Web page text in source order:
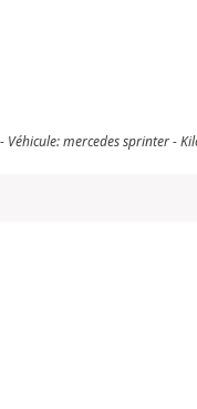
Véhicule: mercedes sprinter -